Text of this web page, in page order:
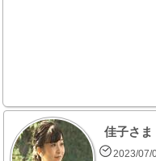
佳子さま
2023/07/